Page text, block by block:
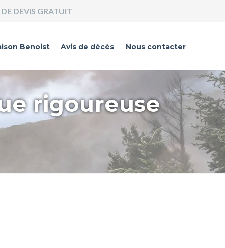
DEVIS GRATUIT
Benoist Avis de décès Nous contacter
rigoureuse